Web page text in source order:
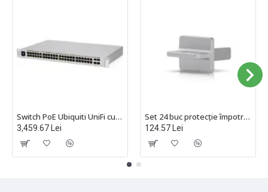
Switch PoE Ubiquiti UniFi cu 48 porturi Gigabit, 4xSFP, managed, rackabil - USW-48-POE
3,459.67 Lei
Set 24 buc protecție împotriva prafului pentru porturile RJ45 neutilizate, Ubiquiti UACC-RJ45-Cover
124.57 Lei